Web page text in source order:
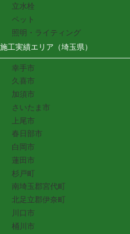
立水栓
ペット
照明・ライティング
施工実績エリア（埼玉県）
幸手市
久喜市
加須市
さいたま市
上尾市
春日部市
白岡市
蓮田市
杉戸町
南埼玉郡宮代町
北足立郡伊奈町
川口市
桶川市